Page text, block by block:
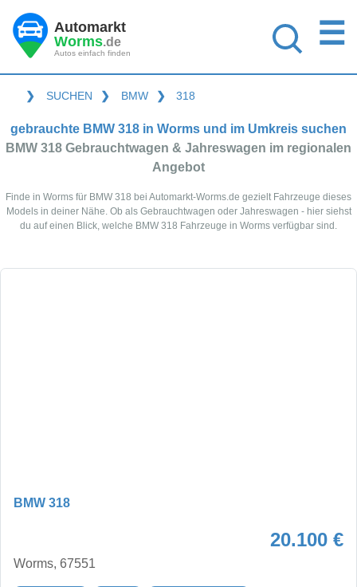
Automarkt
Worms.de
Autos einfach finden
☰
❯ SUCHEN ❯ BMW ❯ 318
gebrauchte BMW 318 in Worms und im Umkreis suchen
BMW 318 Gebrauchtwagen & Jahreswagen im regionalen
Angebot
Finde in Worms für BMW 318 bei Automarkt-Worms.de gezielt Fahrzeuge dieses
Models in deiner Nähe. Ob als Gebrauchtwagen oder Jahreswagen - hier siehst
du auf einen Blick, welche BMW 318 Fahrzeuge in Worms verfügbar sind.
BMW 318
20.100 €
Worms, 67551